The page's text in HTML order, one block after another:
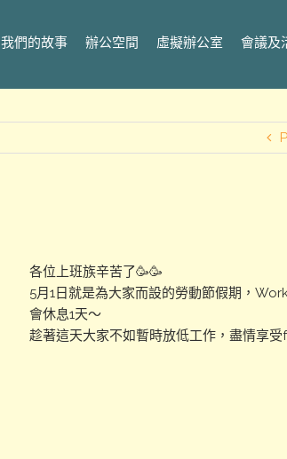
我們的故事 辦公空間 虛擬辦公室 會議及
各位上班族辛苦了🥳🥳
5月1日就是為大家而設的勞動節假期，
會休息1天～
趁著這天大家不如暫時放低工作，盡情享受